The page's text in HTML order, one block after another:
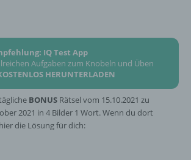
IQ Test App
Aufgaben zum Knobeln und Üben
HERUNTERLADEN
BONUS Rätsel vom 15.10.2021 zu
2021 in 4 Bilder 1 Wort. Wenn du dort
die Lösung für dich: